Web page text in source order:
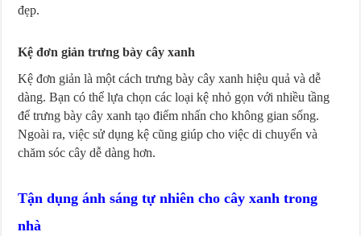
đẹp.
Kệ đơn giản trưng bày cây xanh
Kệ đơn giản là một cách trưng bày cây xanh hiệu quả và dễ
dàng. Bạn có thể lựa chọn các loại kệ nhỏ gọn với nhiều tầng
để trưng bày cây xanh tạo điểm nhấn cho không gian sống.
Ngoài ra, việc sử dụng kệ cũng giúp cho việc di chuyển và
chăm sóc cây dễ dàng hơn.
Tận dụng ánh sáng tự nhiên cho cây xanh trong
nhà